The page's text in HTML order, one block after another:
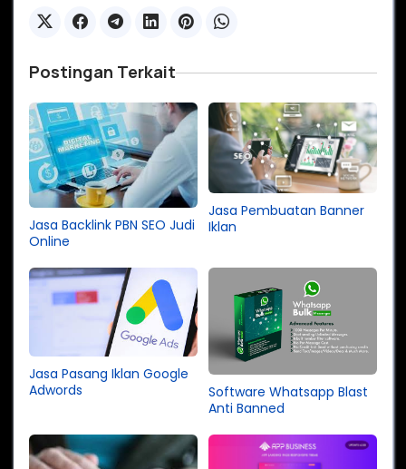
Postingan Terkait
Jasa Backlink PBN SEO Judi
Online
Jasa Pembuatan Banner
Iklan
Jasa Pasang Iklan Google
Adwords
Software Whatsapp Blast
Anti Banned